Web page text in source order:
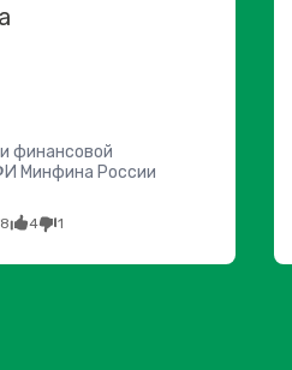
финансовой
Минфина России
4 1